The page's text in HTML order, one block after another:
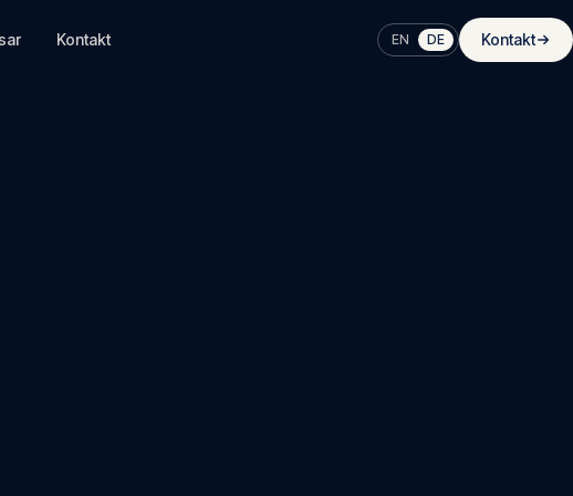
Kontakt EN DE Kontakt